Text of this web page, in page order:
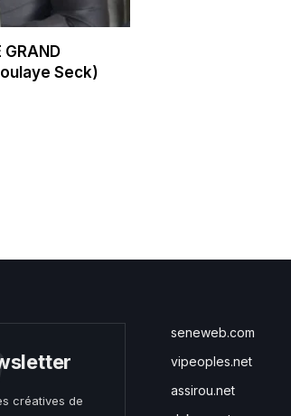
GRAND
Seck)
créatives de
seneweb.com
vipeoples.net
assirou.net